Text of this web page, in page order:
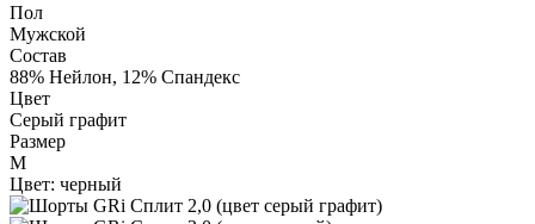
Пол
Мужской
Состав
88% Нейлон, 12% Спандекс
Цвет
Серый графит
Размер
M
Цвет: черный